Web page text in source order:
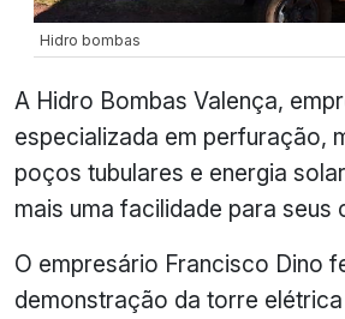
Hidro bombas
A Hidro Bombas Valença,
especializada em perfuração,
poços tubulares e energia
mais uma facilidade para seus
O empresário Francisco Dino
demonstração da torre